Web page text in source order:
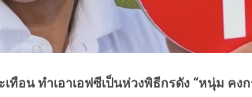
น ทำเอาเอฟซีเป็นห่วงพิธีกรดัง “หนุ่ม คงก